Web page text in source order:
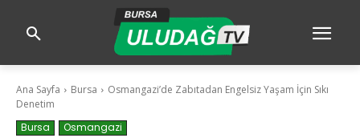
Ana Sayfa Bursa
Osmangazi’de Zabıtadan Engelsiz Yaşam İçin Sıkı
Denetim
Bursa
Osmangazi